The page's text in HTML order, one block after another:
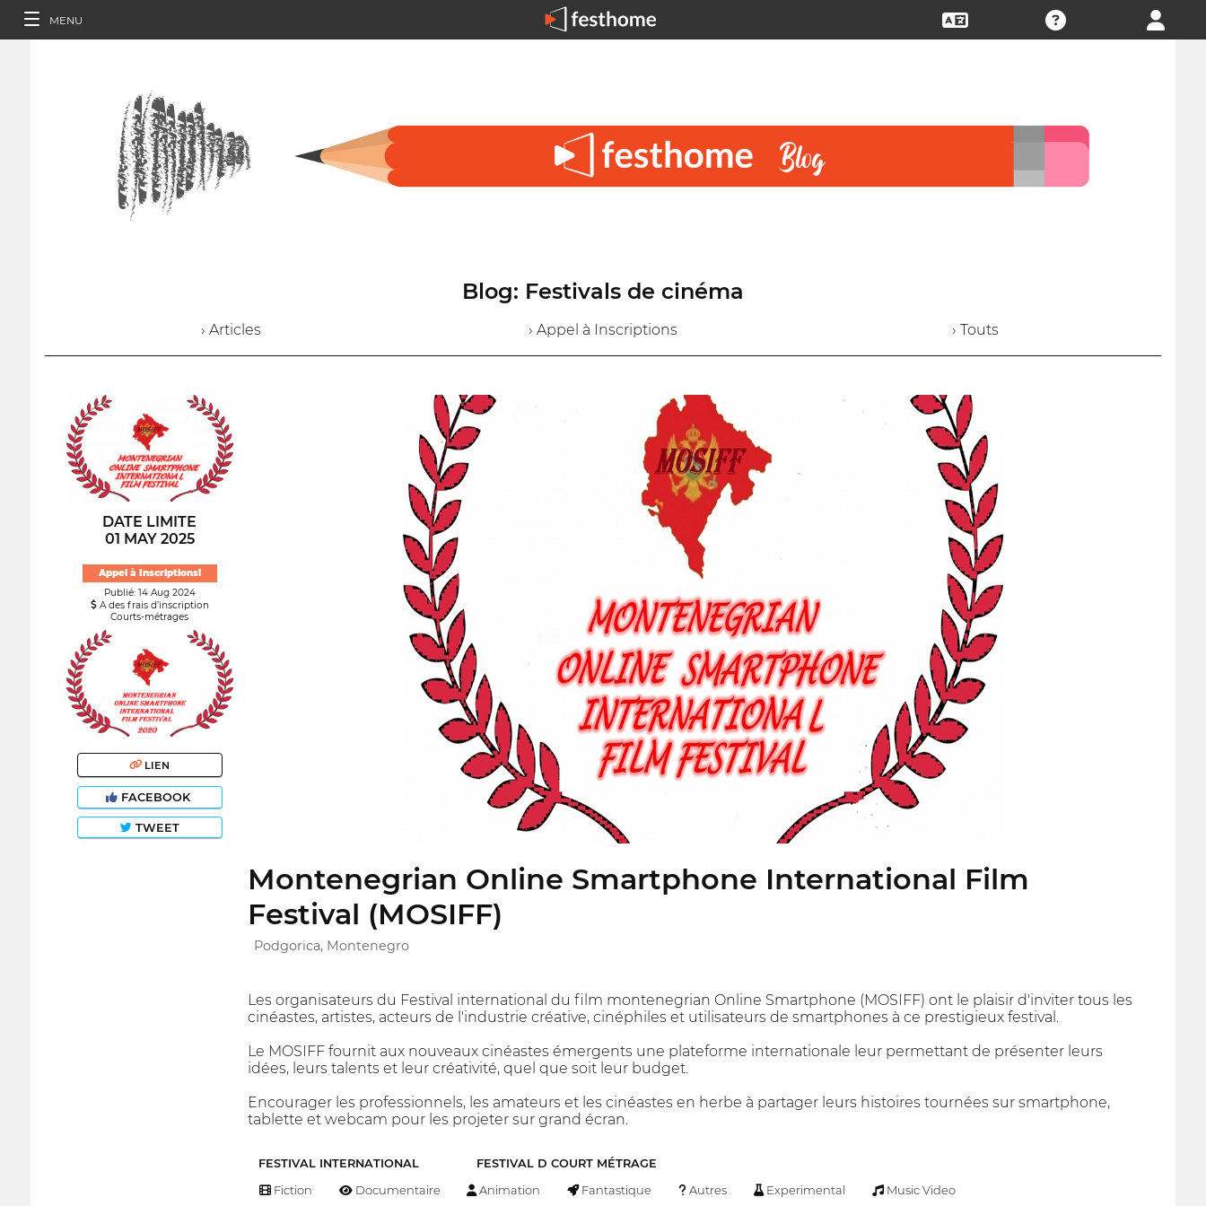
MENU
Blog: Festivals de cinéma
› Articles › Appel à Inscriptions › Touts
DATE LIMITE
01 MAY 2025
Appel à Inscriptions!
Publié: 14 Aug 2024
A des frais d’inscription
Courts-métrages
LIEN
FACEBOOK
TWEET
Montenegrian Online Smartphone International Film
Festival (MOSIFF)
Podgorica, Montenegro
Les organisateurs du Festival international du film montenegrian Online Smartphone (MOSIFF) ont le plaisir d'inviter tous les
cinéastes, artistes, acteurs de l'industrie créative, cinéphiles et utilisateurs de smartphones à ce prestigieux festival.
Le MOSIFF fournit aux nouveaux cinéastes émergents une plateforme internationale leur permettant de présenter leurs
idées, leurs talents et leur créativité, quel que soit leur budget.
Encourager les professionnels, les amateurs et les cinéastes en herbe à partager leurs histoires tournées sur smartphone,
tablette et webcam pour les projeter sur grand écran.
FESTIVAL INTERNATIONAL FESTIVAL D COURT MÉTRAGE
Fiction Documentaire Animation Fantastique Autres Experimental Music Video